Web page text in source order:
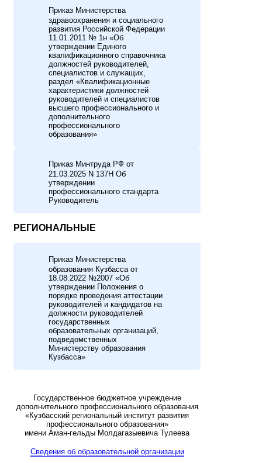
Приказ Министерства
здравоохранения и социального
развития Российской Федерации
11.01.2011 № 1н «Об
утверждении Единого
квалификационного справочника
должностей руководителей,
специалистов и служащих,
раздел «Квалификационные
характеристики должностей
руководителей и специалистов
высшего профессионального и
дополнительного
профессионального
образования»
Приказ Минтруда РФ от
21.03.2025 N 137Н Об
утверждении
профессионального стандарта
Руководитель
РЕГИОНАЛЬНЫЕ
Приказ Министерства
образования Кузбасса от
18.08.2022 №2007 «Об
утверждении Положения о
порядке проведения аттестации
руководителей и кандидатов на
должности руководителей
государственных
образовательных организаций,
подведомственных
Министерству образования
Кузбасса»
Государственное бюджетное учреждение
дополнительного профессионального образования
«Кузбасский региональный институт развития
профессионального образования»
имени Аман-гельды Молдагазыевича Тулеева
Сведения об образовательной организации